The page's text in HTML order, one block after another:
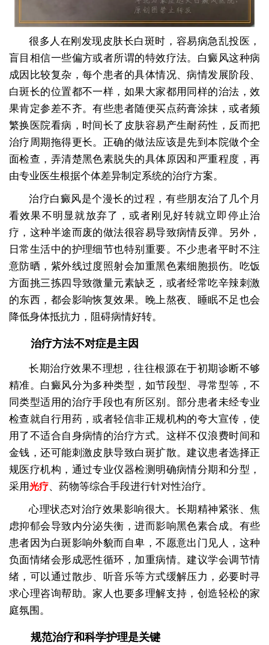
很多人在刚发现皮肤长白斑时，容易病急乱投医，
盲目相信一些偏方或者所谓的特效疗法。白癜风这种病
成因比较复杂，每个患者的具体情况、病情发展阶段、
白斑长的位置都不一样，如果大家都用同样的治法，效
果肯定参差不齐。有些患者随便买点药膏涂抹，或者频
繁换医院看病，时间长了皮肤容易产生耐药性，反而把
治疗周期拖得更长。正确的做法应该是先到本院做个全
面检查，弄清楚黑色素脱失的具体原因和严重程度，再
由专业医生根据个体差异制定系统的治疗方案。
治疗白癜风是个漫长的过程，有些朋友治了几个月
看效果不明显就放弃了，或者刚见好转就立即停止治
疗，这种半途而废的做法很容易导致病情反弹。另外，
日常生活中的护理细节也特别重要。不少患者平时不注
意防晒，紫外线过度照射会加重黑色素细胞损伤。吃饭
方面挑三拣四导致微量元素缺乏，或者经常吃辛辣刺激
的东西，都会影响恢复效果。晚上熬夜、睡眠不足也会
降低身体抵抗力，阻碍病情好转。
治疗方法不对症是主因
长期治疗效果不理想，往往根源在于初期诊断不够
精准。白癜风分为多种类型，如节段型、寻常型等，不
同类型适用的治疗手段也有所区别。部分患者未经专业
检查就自行用药，或者轻信非正规机构的夸大宣传，使
用了不适合自身病情的治疗方式。这样不仅浪费时间和
金钱，还可能刺激皮肤导致白斑扩散。建议患者选择正
规医疗机构，通过专业仪器检测明确病情分期和分型，
采用光疗、药物等综合手段进行针对性治疗。
心理状态对治疗效果影响很大。长期精神紧张、焦
虑抑郁会导致内分泌失衡，进而影响黑色素合成。有些
患者因为白斑影响外貌而自卑，不愿意出门见人，这种
负面情绪会形成恶性循环，加重病情。建议学会调节情
绪，可以通过散步、听音乐等方式缓解压力，必要时寻
求心理咨询帮助。家人也要多理解支持，创造轻松的家
庭氛围。
规范治疗和科学护理是关键